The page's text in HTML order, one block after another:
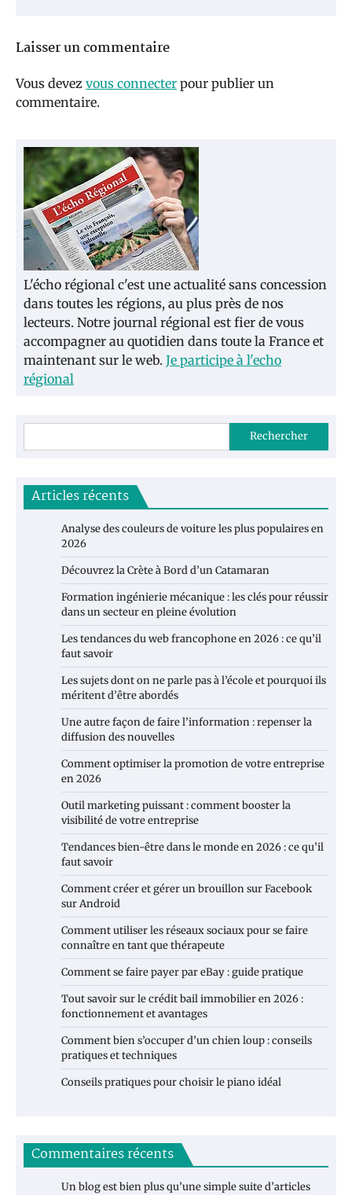
Laisser un commentaire
Vous devez vous connecter pour publier un
commentaire.
L'écho régional c'est une actualité sans concession
dans toutes les régions, au plus près de nos
lecteurs. Notre journal régional est fier de vous
accompagner au quotidien dans toute la France et
maintenant sur le web. Je participe à l'echo
régional
Rechercher
Articles récents
Analyse des couleurs de voiture les plus populaires en
2026
Découvrez la Crète à Bord d’un Catamaran
Formation ingénierie mécanique : les clés pour réussir
dans un secteur en pleine évolution
Les tendances du web francophone en 2026 : ce qu’il
faut savoir
Les sujets dont on ne parle pas à l’école et pourquoi ils
méritent d’être abordés
Une autre façon de faire l’information : repenser la
diffusion des nouvelles
Comment optimiser la promotion de votre entreprise
en 2026
Outil marketing puissant : comment booster la
visibilité de votre entreprise
Tendances bien-être dans le monde en 2026 : ce qu’il
faut savoir
Comment créer et gérer un brouillon sur Facebook
sur Android
Comment utiliser les réseaux sociaux pour se faire
connaître en tant que thérapeute
Comment se faire payer par eBay : guide pratique
Tout savoir sur le crédit bail immobilier en 2026 :
fonctionnement et avantages
Comment bien s’occuper d’un chien loup : conseils
pratiques et techniques
Conseils pratiques pour choisir le piano idéal
Commentaires récents
Un blog est bien plus qu’une simple suite d’articles